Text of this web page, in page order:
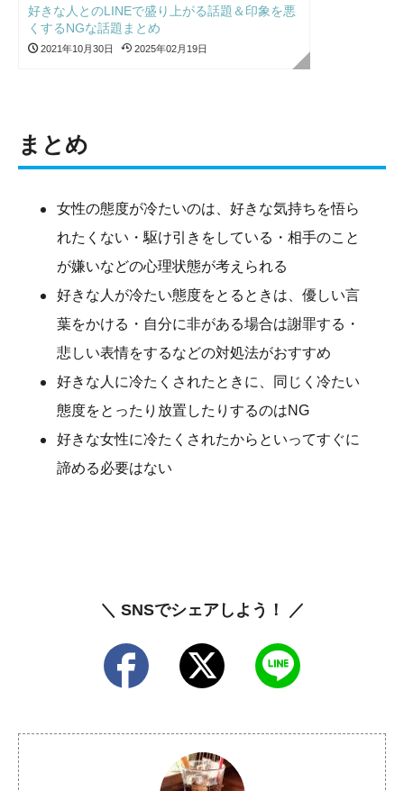
好きな人とのLINEで盛り上がる話題＆印象を悪
くするNGな話題まとめ
2021年10月30日 2025年02月19日
まとめ
女性の態度が冷たいのは、好きな気持ちを悟ら
れたくない・駆け引きをしている・相手のこと
が嫌いなどの心理状態が考えられる
好きな人が冷たい態度をとるときは、優しい言
葉をかける・自分に非がある場合は謝罪する・
悲しい表情をするなどの対処法がおすすめ
好きな人に冷たくされたときに、同じく冷たい
態度をとったり放置したりするのはNG
好きな女性に冷たくされたからといってすぐに
諦める必要はない
＼ SNSでシェアしよう！ ／